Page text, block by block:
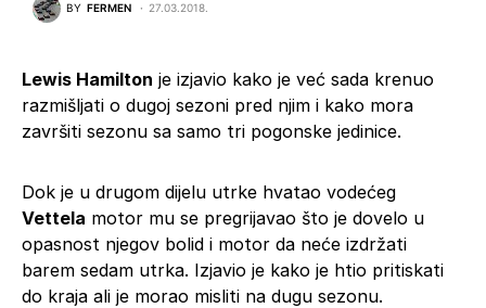
BY FERMEN 27.03.2018.
Lewis Hamilton je izjavio kako je već sada krenuo
razmišljati o dugoj sezoni pred njim i kako mora
završiti sezonu sa samo tri pogonske jedinice.
Dok je u drugom dijelu utrke hvatao vodećeg
Vettela motor mu se pregrijavao što je dovelo u
opasnost njegov bolid i motor da neće izdržati
barem sedam utrka. Izjavio je kako je htio pritiskati
do kraja ali je morao misliti na dugu sezonu.